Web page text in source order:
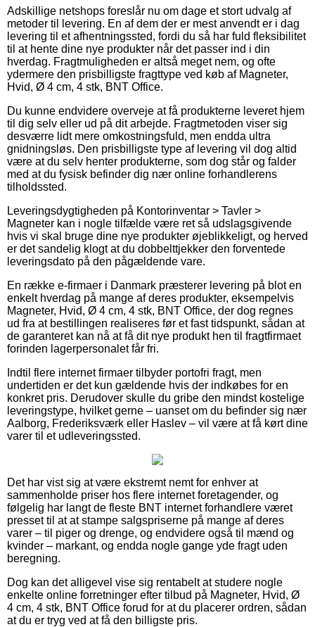
Adskillige netshops foreslår nu om dage et stort udvalg af
metoder til levering. En af dem der er mest anvendt er i dag
levering til et afhentningssted, fordi du så har fuld fleksibilitet
til at hente dine nye produkter når det passer ind i din
hverdag. Fragtmuligheden er altså meget nem, og ofte
ydermere den prisbilligste fragttype ved køb af Magneter,
Hvid, Ø 4 cm, 4 stk, BNT Office.
Du kunne endvidere overveje at få produkterne leveret hjem
til dig selv eller ud på dit arbejde. Fragtmetoden viser sig
desværre lidt mere omkostningsfuld, men endda ultra
gnidningsløs. Den prisbilligste type af levering vil dog altid
være at du selv henter produkterne, som dog står og falder
med at du fysisk befinder dig nær online forhandlerens
tilholdssted.
Leveringsdygtigheden på Kontorinventar > Tavler >
Magneter kan i nogle tilfælde være ret så udslagsgivende
hvis vi skal bruge dine nye produkter øjeblikkeligt, og herved
er det sandelig klogt at du dobbelttjekker den forventede
leveringsdato på den pågældende vare.
En række e-firmaer i Danmark præsterer levering på blot en
enkelt hverdag på mange af deres produkter, eksempelvis
Magneter, Hvid, Ø 4 cm, 4 stk, BNT Office, der dog regnes
ud fra at bestillingen realiseres før et fast tidspunkt, sådan at
de garanteret kan nå at få dit nye produkt hen til fragtfirmaet
forinden lagerpersonalet får fri.
Indtil flere internet firmaer tilbyder portofri fragt, men
undertiden er det kun gældende hvis der indkøbes for en
konkret pris. Derudover skulle du gribe den mindst kostelige
leveringstype, hvilket gerne – uanset om du befinder sig nær
Aalborg, Frederiksværk eller Haslev – vil være at få kørt dine
varer til et udleveringssted.
Det har vist sig at være ekstremt nemt for enhver at
sammenholde priser hos flere internet foretagender, og
følgelig har langt de fleste BNT internet forhandlere været
presset til at at stampe salgspriserne på mange af deres
varer – til piger og drenge, og endvidere også til mænd og
kvinder – markant, og endda nogle gange yde fragt uden
beregning.
Dog kan det alligevel vise sig rentabelt at studere nogle
enkelte online forretninger efter tilbud på Magneter, Hvid, Ø
4 cm, 4 stk, BNT Office forud for at du placerer ordren, sådan
at du er tryg ved at få den billigste pris.